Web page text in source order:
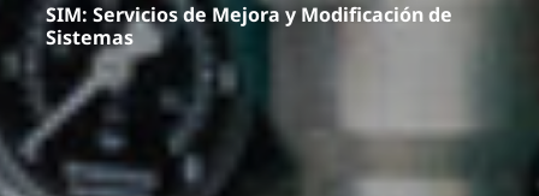
SIM: Servicios de Mejora y Modificación de
Sistemas